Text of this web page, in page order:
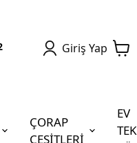
Giriş Yap
ÇORAP
ÇEŞİTLERİ
EV